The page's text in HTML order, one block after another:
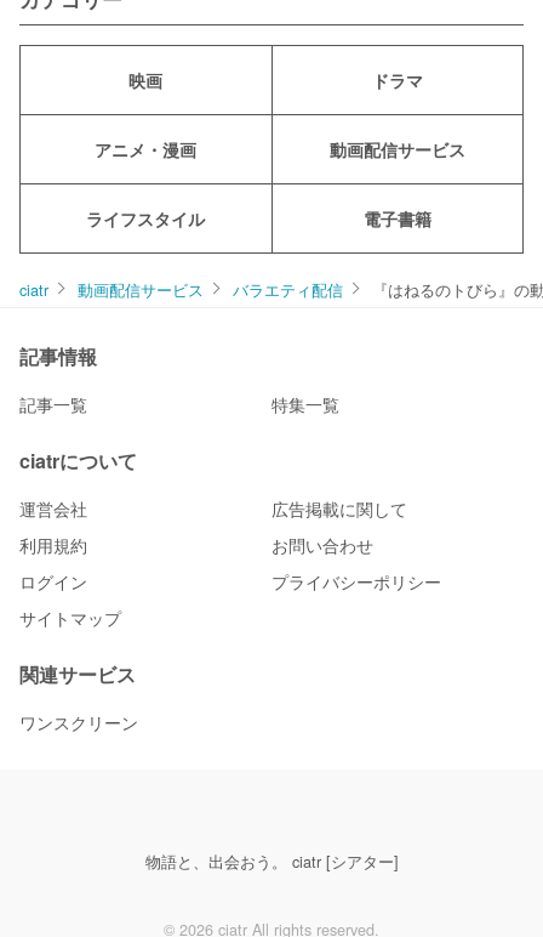
映画 ドラマ
アニメ・漫画 動画配信サービス
ライフスタイル 電子書籍
ciatr 動画配信サービス バラエティ配信 『はねるのトびら』
記事情報
記事一覧 特集一覧
ciatrについて
運営会社
広告掲載に関して
利用規約
お問い合わせ
ログイン
プライバシーポリシー
サイトマップ
関連サービス
ワンスクリーン
物語と、出会おう。 ciatr [シアター]
© 2026 ciatr All rights reserved.